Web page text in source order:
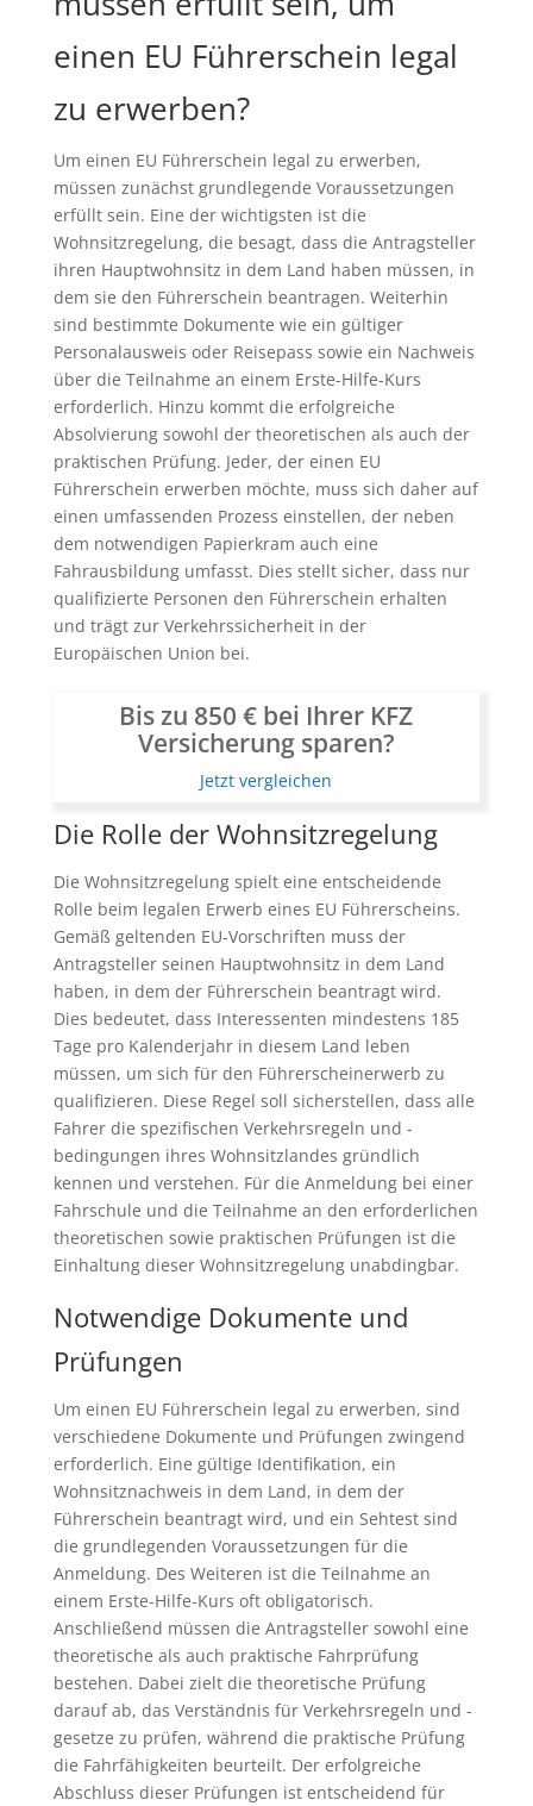
einen EU Führerschein legal
zu erwerben?
Um einen EU Führerschein legal zu erwerben,
müssen zunächst grundlegende Voraussetzungen
erfüllt sein. Eine der wichtigsten ist die
Wohnsitzregelung, die besagt, dass die Antragsteller
ihren Hauptwohnsitz in dem Land haben müssen, in
dem sie den Führerschein beantragen. Weiterhin
sind bestimmte Dokumente wie ein gültiger
Personalausweis oder Reisepass sowie ein Nachweis
über die Teilnahme an einem Erste-Hilfe-Kurs
erforderlich. Hinzu kommt die erfolgreiche
Absolvierung sowohl der theoretischen als auch der
praktischen Prüfung. Jeder, der einen EU
Führerschein erwerben möchte, muss sich daher auf
einen umfassenden Prozess einstellen, der neben
dem notwendigen Papierkram auch eine
Fahrausbildung umfasst. Dies stellt sicher, dass nur
qualifizierte Personen den Führerschein erhalten
und trägt zur Verkehrssicherheit in der
Europäischen Union bei.
Bis zu 850 € bei Ihrer KFZ
Versicherung sparen?
Jetzt vergleichen
Die Rolle der Wohnsitzregelung
Die Wohnsitzregelung spielt eine entscheidende
Rolle beim legalen Erwerb eines EU Führerscheins.
Gemäß geltenden EU-Vorschriften muss der
Antragsteller seinen Hauptwohnsitz in dem Land
haben, in dem der Führerschein beantragt wird.
Dies bedeutet, dass Interessenten mindestens 185
Tage pro Kalenderjahr in diesem Land leben
müssen, um sich für den Führerscheinerwerb zu
qualifizieren. Diese Regel soll sicherstellen, dass alle
Fahrer die spezifischen Verkehrsregeln und -
bedingungen ihres Wohnsitzlandes gründlich
kennen und verstehen. Für die Anmeldung bei einer
Fahrschule und die Teilnahme an den erforderlichen
theoretischen sowie praktischen Prüfungen ist die
Einhaltung dieser Wohnsitzregelung unabdingbar.
Notwendige Dokumente und
Prüfungen
Um einen EU Führerschein legal zu erwerben, sind
verschiedene Dokumente und Prüfungen zwingend
erforderlich. Eine gültige Identifikation, ein
Wohnsitznachweis in dem Land, in dem der
Führerschein beantragt wird, und ein Sehtest sind
die grundlegenden Voraussetzungen für die
Anmeldung. Des Weiteren ist die Teilnahme an
einem Erste-Hilfe-Kurs oft obligatorisch.
Anschließend müssen die Antragsteller sowohl eine
theoretische als auch praktische Fahrprüfung
bestehen. Dabei zielt die theoretische Prüfung
darauf ab, das Verständnis für Verkehrsregeln und -
gesetze zu prüfen, während die praktische Prüfung
die Fahrfähigkeiten beurteilt. Der erfolgreiche
Abschluss dieser Prüfungen ist entscheidend für